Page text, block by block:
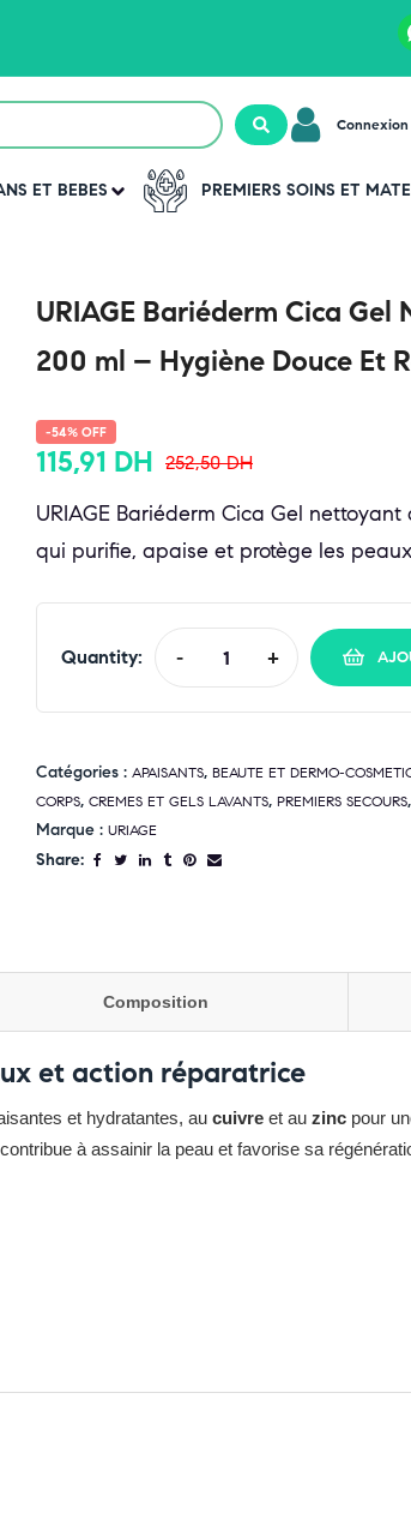
ET BEBES PREMIERS SOINS ET
URIAGE Bariéderm Cica
200 ml – Hygiène Douce Et
-54% OFF
252,50DH
115,91 DH
URIAGE Bariéderm Cica Gel
qui purifie, apaise et protège les
Quantity: - +
Catégories : APAISANTS, BEAUTE ET DERMO-
CORPS, CREMES ET GELS LAVANTS, PREMIERS SECOURS,
Marque : URIAGE
Share:
Composition
et action réparatrice
et hydratantes, au cuivre et au zinc pour
à assainir la peau et favorise sa